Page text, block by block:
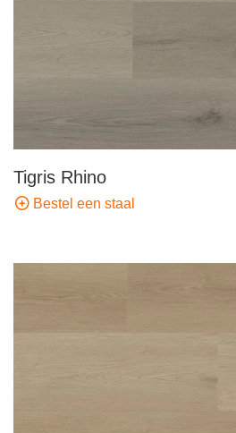
Tigris Rhino
Bestel een staal